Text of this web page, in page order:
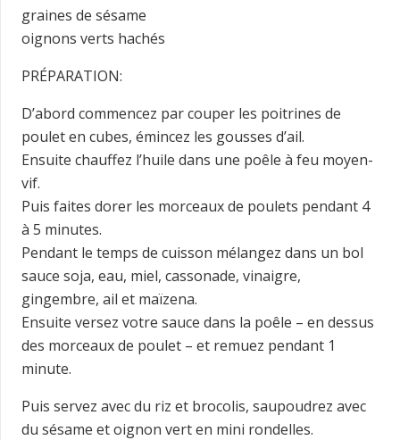
graines de sésame
oignons verts hachés
PRÉPARATION:
D’abord commencez par couper les poitrines de
poulet en cubes, émincez les gousses d’ail.
Ensuite chauffez l’huile dans une poêle à feu moyen-
vif.
Puis faites dorer les morceaux de poulets pendant 4
à 5 minutes.
Pendant le temps de cuisson mélangez dans un bol
sauce soja, eau, miel, cassonade, vinaigre,
gingembre, ail et maïzena.
Ensuite versez votre sauce dans la poêle – en dessus
des morceaux de poulet – et remuez pendant 1
minute.
Puis servez avec du riz et brocolis, saupoudrez avec
du sésame et oignon vert en mini rondelles.